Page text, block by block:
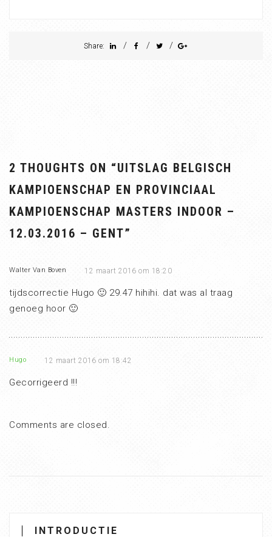
Share: / / /
2 THOUGHTS ON “UITSLAG BELGISCH
KAMPIOENSCHAP EN PROVINCIAAL
KAMPIOENSCHAP MASTERS INDOOR –
12.03.2016 – GENT”
Walter Van Boven 12 maart 2016 om 18:20
tijdscorrectie Hugo 🙂 29.47 hihihi. dat was al traag
genoeg hoor 🙂
Hugo 12 maart 2016 om 18:42
Gecorrigeerd !!!
Comments are closed.
INTRODUCTIE